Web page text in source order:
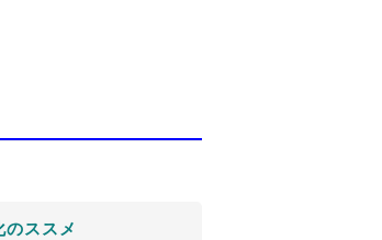
のススメ